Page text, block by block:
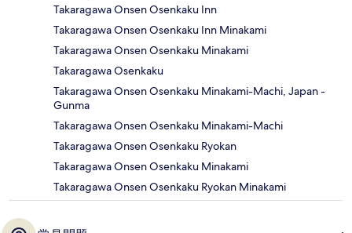
Takaragawa Onsen Osenkaku Inn
Takaragawa Onsen Osenkaku Inn Minakami
Takaragawa Onsen Osenkaku Minakami
Takaragawa Osenkaku
Takaragawa Onsen Osenkaku Minakami-Machi, Japan -
Gunma
Takaragawa Onsen Osenkaku Minakami-Machi
Takaragawa Onsen Osenkaku Ryokan
Takaragawa Onsen Osenkaku Minakami
Takaragawa Onsen Osenkaku Ryokan Minakami